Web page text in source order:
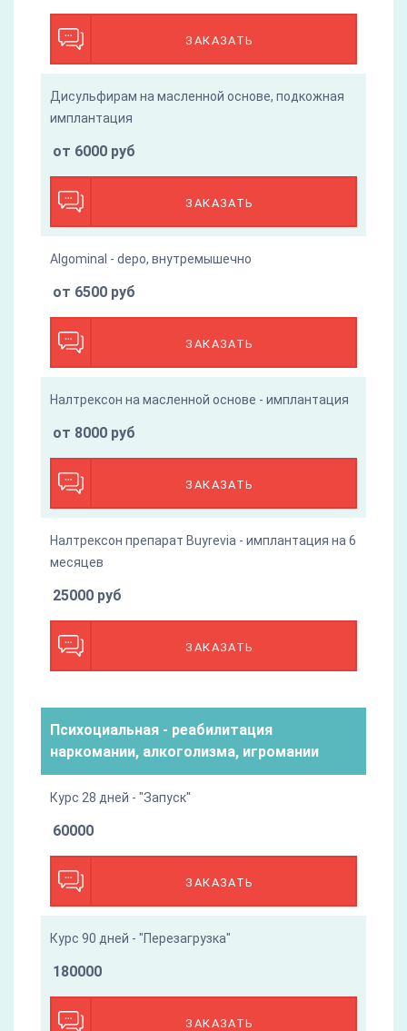
ЗАКАЗАТЬ
Дисульфирам на масленной основе, подкожная
имплантация
ЗАКАЗАТЬ
от 6000 руб
Algominal - depo, внутремышечно
ЗАКАЗАТЬ
от 6500 руб
Налтрексон на масленной основе - имплантация
ЗАКАЗАТЬ
от 8000 руб
Налтрексон препарат Buyrevia - имплантация на 6
месяцев
ЗАКАЗАТЬ
25000 руб
Психоциальная - реабилитация
наркомании, алкоголизма, игромании
Курс 28 дней - "Запуск"
ЗАКАЗАТЬ
60000
Курс 90 дней - "Перезагрузка"
ЗАКАЗАТЬ
180000